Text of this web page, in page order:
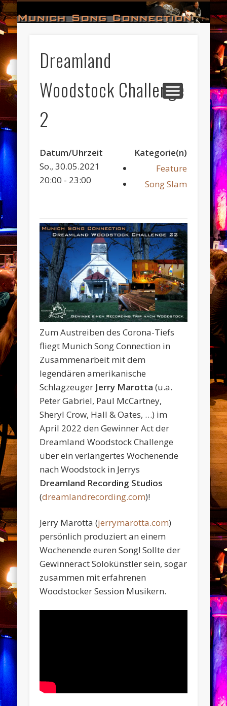
Dreamland
Woodstock Challenge
2
Datum/Uhrzeit
So., 30.05.2021
20:00 - 23:00
Kategorie(n)
Feature
Song Slam
Zum Austreiben des Corona-Tiefs
fliegt Munich Song Connection in
Zusammenarbeit mit dem
legendären amerikanische
Schlagzeuger Jerry Marotta (u.a.
Peter Gabriel, Paul McCartney,
Sheryl Crow, Hall & Oates, …) im
April 2022 den Gewinner Act der
Dreamland Woodstock Challenge
über ein verlängertes Wochenende
nach Woodstock in Jerrys
Dreamland Recording Studios
(dreamlandrecording.com)!
Jerry Marotta (jerrymarotta.com)
persönlich produziert an einem
Wochenende euren Song! Sollte der
Gewinneract Solokünstler sein, sogar
zusammen mit erfahrenen
Woodstocker Session Musikern.